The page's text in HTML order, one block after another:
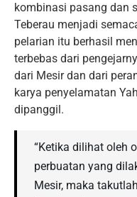
kombinasi pasang dan
Teberau menjadi
pelarian itu berhasil
terbebas dari
dari Mesir dan dari
karya penyelamatan
dipanggil.
“Ketika dilihat oleh
perbuatan yang
Mesir, maka